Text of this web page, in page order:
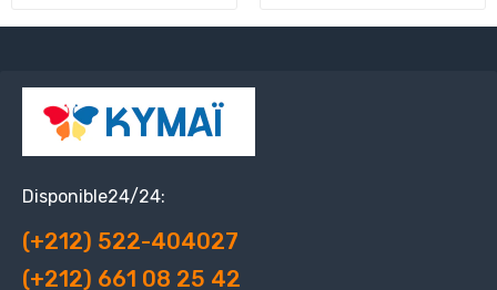
Disponible24/24:
(+212) 522-404027
(+212) 661 08 25 42